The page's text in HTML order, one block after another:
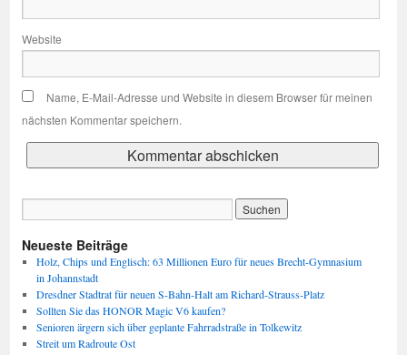
Website
Name, E-Mail-Adresse und Website in diesem Browser für meinen
nächsten Kommentar speichern.
Neueste Beiträge
Holz, Chips und Englisch: 63 Millionen Euro für neues Brecht-Gymnasium
in Johannstadt
Dresdner Stadtrat für neuen S-Bahn-Halt am Richard-Strauss-Platz
Sollten Sie das HONOR Magic V6 kaufen?
Senioren ärgern sich über geplante Fahrradstraße in Tolkewitz
Streit um Radroute Ost